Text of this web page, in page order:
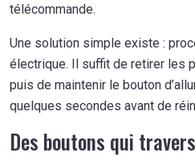
télécommande.
Une solution simple existe :
électrique. Il suffit de retirer les
puis de maintenir le bouton
quelques secondes avant de
Des boutons qui